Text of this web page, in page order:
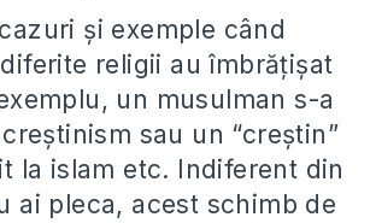
şi exemple când
religii au îmbrăţişat
un musulman s-a
sau un “creştin”
la islam etc. Indiferent din
ai pleca, acest schimb de